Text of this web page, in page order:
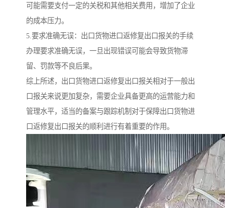
可能需要支付一定的关税和其他相关费用，增加了企业
的成本压力。
5.要求准确无误：出口货物进口返修复出口报关的手续
办理要求准确无误，一旦出现错误可能会导致货物滞
留、罚款等不良后果。
综上所述，出口货物进口返修复出口报关相对于一般出
口报关来说更加复杂，需要企业具备更高的运营能力和
管理水平，适当的备案与跟踪机制对于保障出口货物进
口返修复出口报关的顺利进行有着重要的作用。